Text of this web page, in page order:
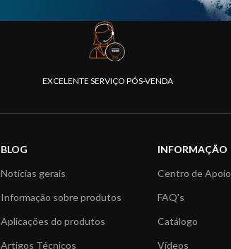
EXCELENTE SERVIÇO PÓS-VENDA
BLOG
Notícias gerais
Informação sobre produtos
Aplicações do produtos
Artigos Técnicos
INFORMAÇÃO
Centro de Apoio
FAQ's
Catálogo
Vídeos